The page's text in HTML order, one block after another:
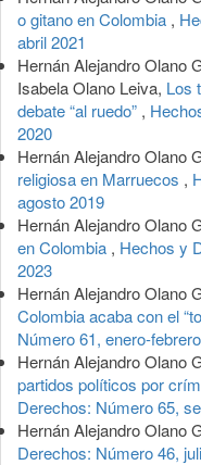
o gitano en Colombia ,
abril 2021
Hernán Alejandro Olano
Isabela Olano Leiva, Los
debate “al ruedo” ,
2020
Hernán Alejandro Olano
religiosa en Marruecos ,
agosto 2019
Hernán Alejandro Olano
en Colombia , Hechos y
2023
Hernán Alejandro Olano
Colombia acaba con el
Número 61, enero-
Hernán Alejandro Olano
partidos políticos por
Derechos: Número 65,
Hernán Alejandro Olano
Derechos: Número 46,